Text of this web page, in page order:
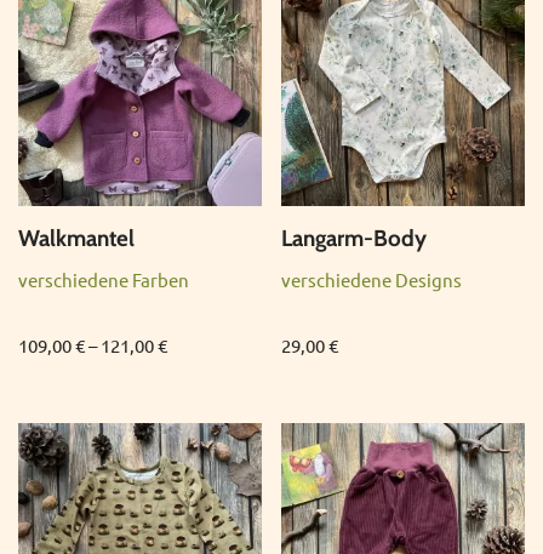
Walkmantel
verschiedene Farben
109,00€–121,00€
Langarm-Body
verschiedene Designs
29,00€